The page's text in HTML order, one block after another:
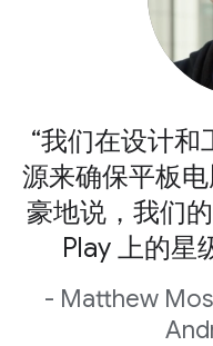
“我们在设计
源来确保平板
豪地说，我们
Play 上的星
- Matthew